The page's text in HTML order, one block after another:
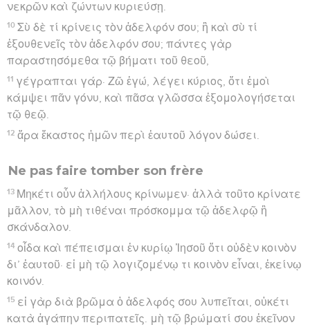
νεκρῶν καὶ ζώντων κυριεύσῃ.
10 Σὺ δὲ τί κρίνεις τὸν ἀδελφόν σου; ἢ καὶ σὺ τί
ἐξουθενεῖς τὸν ἀδελφόν σου; πάντες γὰρ
παραστησόμεθα τῷ βήματι τοῦ θεοῦ,
11 γέγραπται γάρ· Ζῶ ἐγώ, λέγει κύριος, ὅτι ἐμοὶ
κάμψει πᾶν γόνυ, καὶ πᾶσα γλῶσσα ἐξομολογήσεται
τῷ θεῷ.
12 ἄρα ἕκαστος ἡμῶν περὶ ἑαυτοῦ λόγον δώσει.
Ne pas faire tomber son frère
13 Μηκέτι οὖν ἀλλήλους κρίνωμεν· ἀλλὰ τοῦτο κρίνατε
μᾶλλον, τὸ μὴ τιθέναι πρόσκομμα τῷ ἀδελφῷ ἢ
σκάνδαλον.
14 οἶδα καὶ πέπεισμαι ἐν κυρίῳ Ἰησοῦ ὅτι οὐδὲν κοινὸν
δι’ ἑαυτοῦ· εἰ μὴ τῷ λογιζομένῳ τι κοινὸν εἶναι, ἐκείνῳ
κοινόν.
15 εἰ γὰρ διὰ βρῶμα ὁ ἀδελφός σου λυπεῖται, οὐκέτι
κατὰ ἀγάπην περιπατεῖς. μὴ τῷ βρώματί σου ἐκεῖνον